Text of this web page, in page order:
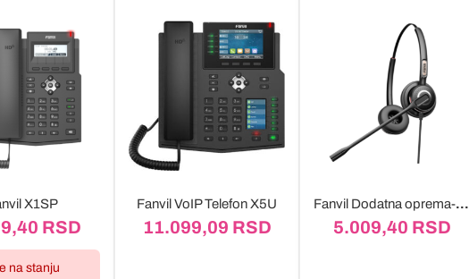
X1SP
RSD
na stanju
Fanvil VoIP Telefon X5U
11.099,09 RSD
Fanvil Dodatna oprema-Slušalice HT201
5.009,40 RSD